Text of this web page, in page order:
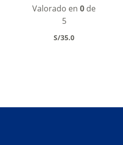
Valorado en0 de
5
S/35.0